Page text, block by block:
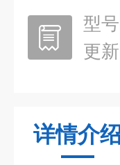
型号
更
详情介